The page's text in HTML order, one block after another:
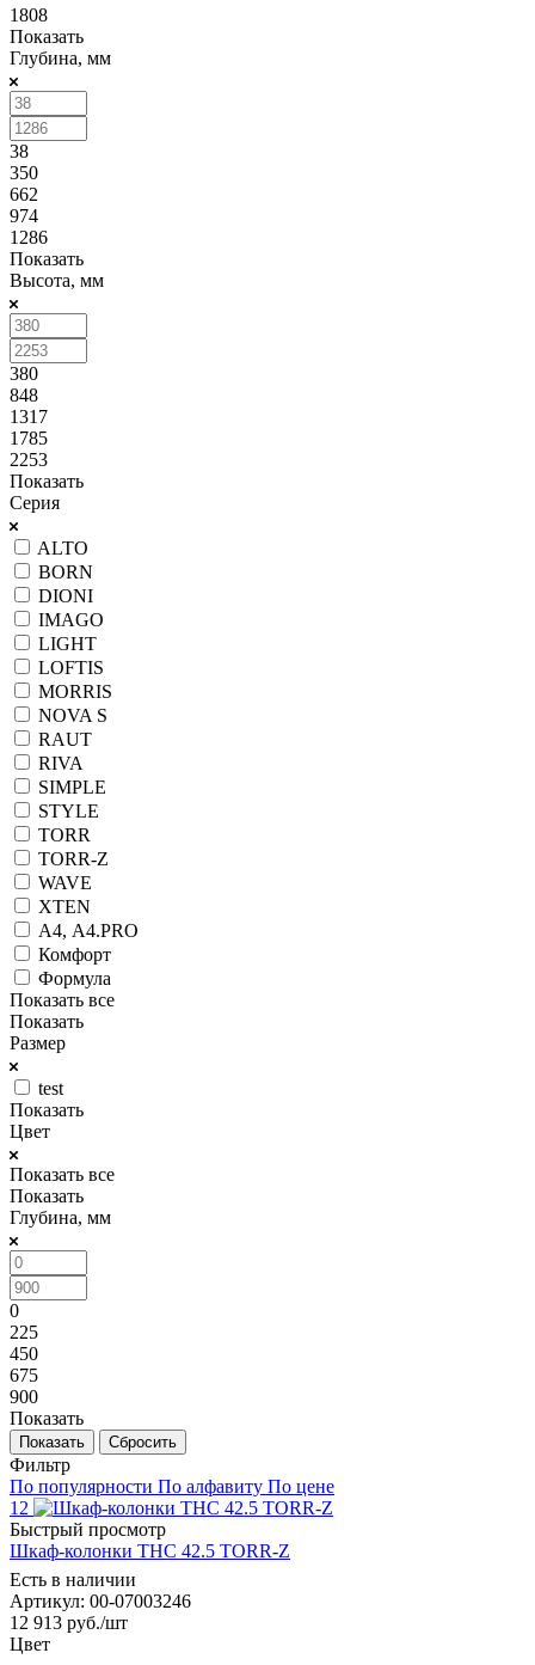
1808
Показать
Глубина, мм
38
350
662
974
1286
Показать
Высота, мм
380
848
1317
1785
2253
Показать
Серия
ALTO
BORN
DIONI
IMAGO
LIGHT
LOFTIS
MORRIS
NOVA S
RAUT
RIVA
SIMPLE
STYLE
TORR
TORR-Z
WAVE
XTEN
А4, А4.PRO
Комфорт
Формула
Показать все
Показать
Размер
test
Показать
Цвет
Показать все
Показать
Глубина, мм
0
225
450
675
900
Показать
Сбросить
Фильтр
По популярности По алфавиту По цене
12
Быстрый просмотр
Шкаф-колонки THC 42.5 TORR-Z
Есть в наличии
Артикул: 00-07003246
12 913 руб./шт
Цвет